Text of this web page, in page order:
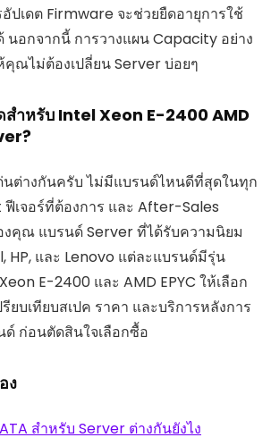
ปเดต Firmware จะช่วยยืดอายุการใช้
นอกจากนี้ การวางแผน Capacity อย่าง
คุณไม่ต้องเปลี่ยน Server บ่อยๆ
ำหรับ Intel Xeon E-2400 AMD
นต่างกันครับ ไม่มีแบรนด์ไหนดีที่สุดในทุก
เจอร์ที่ต้องการ และ After-Sales
คุณ แบรนด์ Server ที่ได้รับความนิยม
HP, และ Lenovo แต่ละแบรนด์มีรุ่น
E-2400 และ AMD EPYC ให้เลือก
ยบเทียบสเปค ราคา และบริการหลังการ
ก่อนตัดสินใจเลือกซื้อ
ง
สำหรับ Server ต่างกันยังไง